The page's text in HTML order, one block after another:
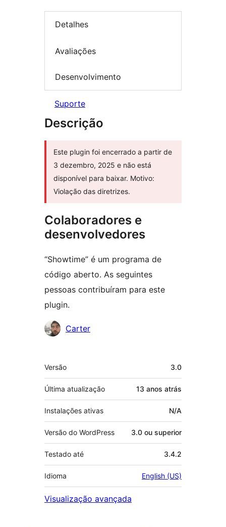
Detalhes
Avaliações
Desenvolvimento
Suporte
Descrição
Este plugin foi encerrado a partir de
3 dezembro, 2025 e não está
disponível para baixar. Motivo:
Violação das diretrizes.
Colaboradores e
desenvolvedores
“Showtime” é um programa de
código aberto. As seguintes
pessoas contribuíram para este
plugin.
Colaboradores
Carter
Meta
Versão 3.0
Última atualização 13 anos atrás
Instalações ativas N/A
Versão do WordPress 3.0 ou superior
Testado até 3.4.2
Idioma English (US)
Visualização avançada